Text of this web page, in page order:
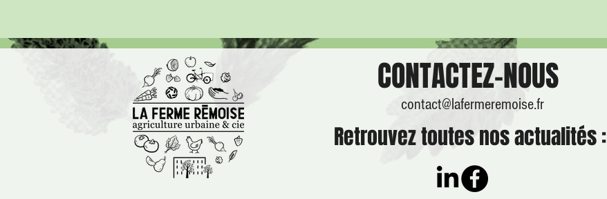
CONTACTEZ-NOUS
contact@lafermeremoise.fr
Retrouvez toutes nos actualités :